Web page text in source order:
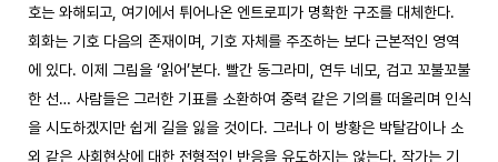
호는 와해되고, 여기에서 튀어나온 엔트로피가 명확한 구조를 대체한다.
회화는 기호 다음의 존재이며, 기호 자체를 주조하는 보다 근본적인 영역
에 있다. 이제 그림을 ‘읽어’본다. 빨간 동그라미, 연두 네모, 검고 꼬불꼬불
한 선… 사람들은 그러한 기표를 소환하여 중력 같은 기의를 떠올리며 인식
을 시도하겠지만 쉽게 길을 잃을 것이다. 그러나 이 방황은 박탈감이나 소
외 같은 사회현상에 대한 전형적인 반응을 유도하지는 않는다. 작가는 기